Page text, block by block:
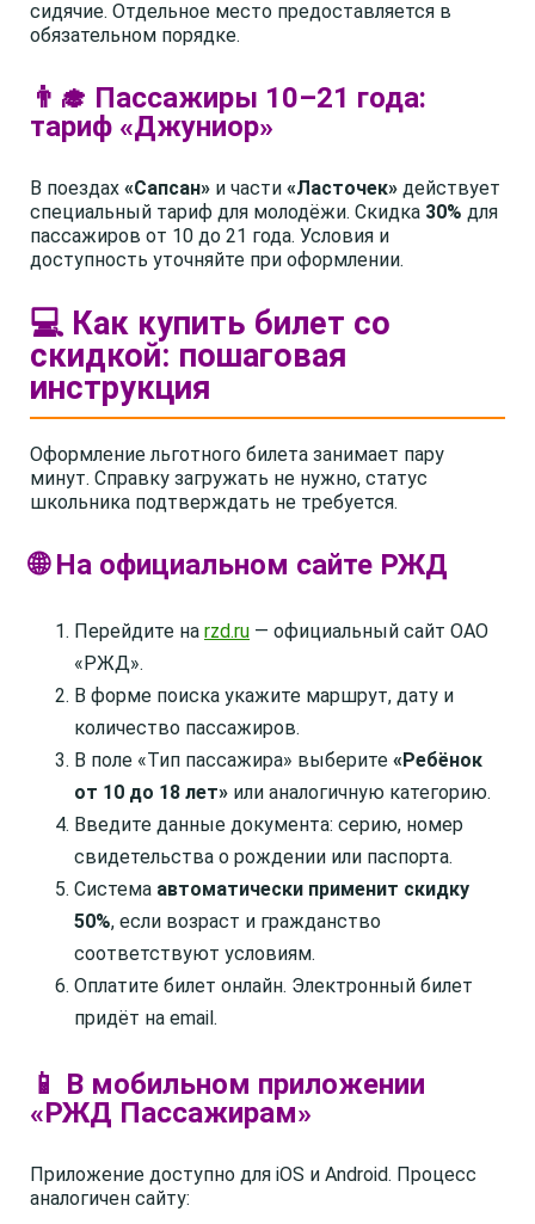
сидячие. Отдельное место предоставляется в
обязательном порядке.
👨‍🎓 Пассажиры 10–21 года:
тариф «Джуниор»
В поездах «Сапсан» и части «Ласточек» действует
специальный тариф для молодёжи. Скидка 30% для
пассажиров от 10 до 21 года. Условия и
доступность уточняйте при оформлении.
💻 Как купить билет со
скидкой: пошаговая
инструкция
Оформление льготного билета занимает пару
минут. Справку загружать не нужно, статус
школьника подтверждать не требуется.
🌐 На официальном сайте РЖД
Перейдите на rzd.ru — официальный сайт ОАО
«РЖД».
В форме поиска укажите маршрут, дату и
количество пассажиров.
В поле «Тип пассажира» выберите «Ребёнок
от 10 до 18 лет» или аналогичную категорию.
Введите данные документа: серию, номер
свидетельства о рождении или паспорта.
Система автоматически применит скидку
50%, если возраст и гражданство
соответствуют условиям.
Оплатите билет онлайн. Электронный билет
придёт на email.
📱 В мобильном приложении
«РЖД Пассажирам»
Приложение доступно для iOS и Android. Процесс
аналогичен сайту: